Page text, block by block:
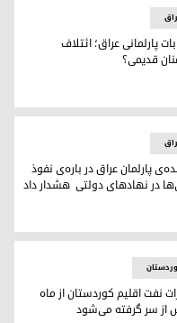
قدیمی؟
پارلمانی عراق؛ ائتلاف
قدیمی؟
پارلمان عراق در باره‌ی نفوذ
در نهاد‌های دولتی هشدار داد
نفت اقلیم کوردستان از ماه
از سر گرفته می‌شود